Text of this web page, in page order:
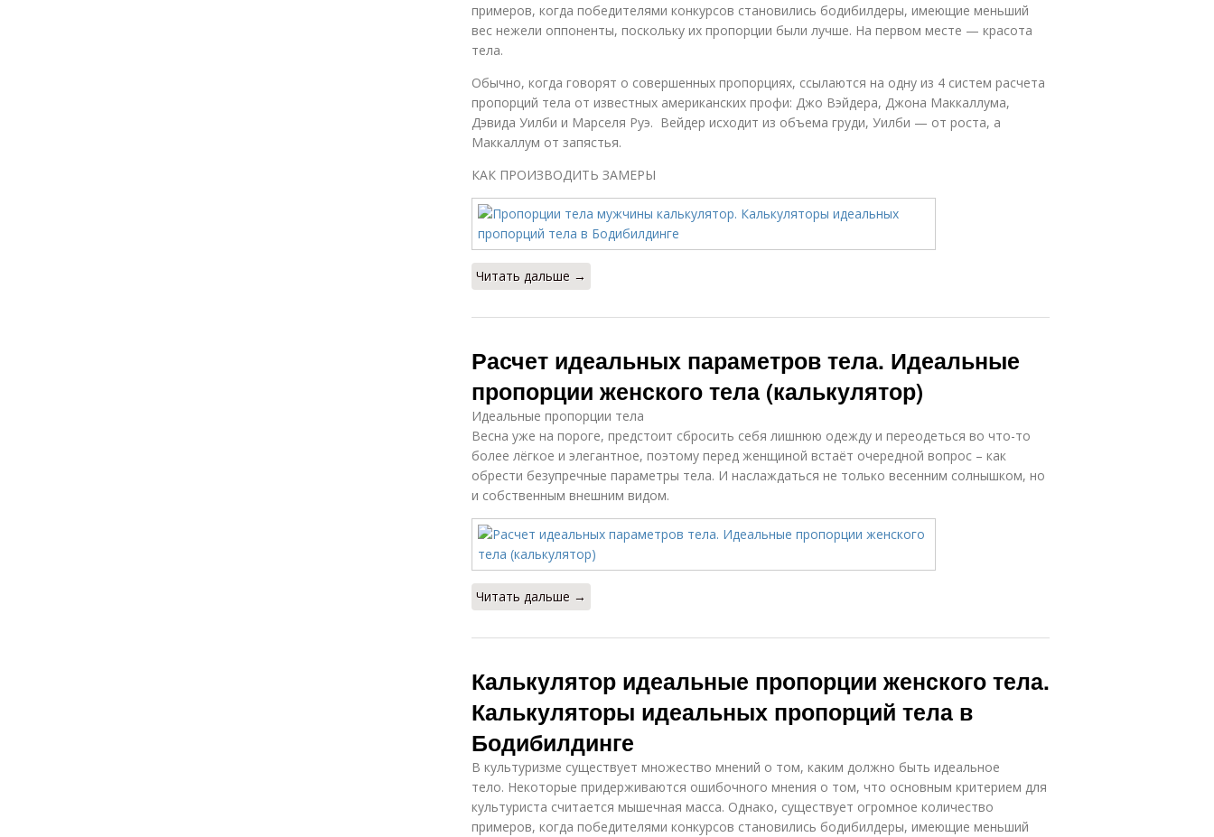
примеров, когда победителями конкурсов становились бодибилдеры, имеющие меньший
вес нежели оппоненты, поскольку их пропорции были лучше. На первом месте — красота
тела.
Обычно, когда говорят о совершенных пропорциях, ссылаются на одну из 4 систем расчета
пропорций тела от известных американских профи: Джо Вэйдера, Джона Маккаллума,
Дэвида Уилби и Марселя Руэ. Вейдер исходит из объема груди, Уилби — от роста, а
Маккаллум от запястья.
КАК ПРОИЗВОДИТЬ ЗАМЕРЫ
Читать дальше →
Расчет идеальных параметров тела. Идеальные
пропорции женского тела (калькулятор)
Идеальные пропорции тела
Весна уже на пороге, предстоит сбросить себя лишнюю одежду и переодеться во что-то
более лёгкое и элегантное, поэтому перед женщиной встаёт очередной вопрос – как
обрести безупречные параметры тела. И наслаждаться не только весенним солнышком, но
и собственным внешним видом.
Читать дальше →
Калькулятор идеальные пропорции женского тела.
Калькуляторы идеальных пропорций тела в
Бодибилдинге
В культуризме существует множество мнений о том, каким должно быть идеальное
тело. Некоторые придерживаются ошибочного мнения о том, что основным критерием для
культуриста считается мышечная масса. Однако, существует огромное количество
примеров, когда победителями конкурсов становились бодибилдеры, имеющие меньший